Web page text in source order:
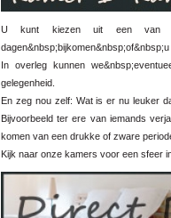
U kunt kiezen uit een van
In overleg kunnen
gelegenheid.
En zeg nou zelf: Wat is er nu leuker
Bijvoorbeeld ter ere van iemands
komen van een drukke of zware
Kijk naar onze kamers voor een sfeer